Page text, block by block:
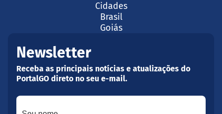
Cidades
Brasil
Goiás
Newsletter
Receba as principais notícias e atualizações do
PortalGO direto no seu e-mail.
Seu nome